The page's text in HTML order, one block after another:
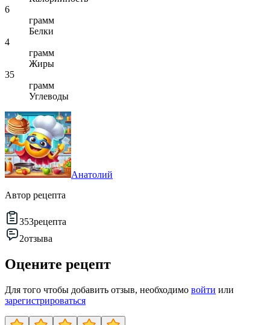
6
грамм
Белки
4
грамм
Жиры
35
грамм
Углеводы
Анатолий
Автор рецепта
353рецепта
2отзыва
Оцените рецепт
Для того чтобы добавить отзыв, необходимо войти или
зарегистрироваться